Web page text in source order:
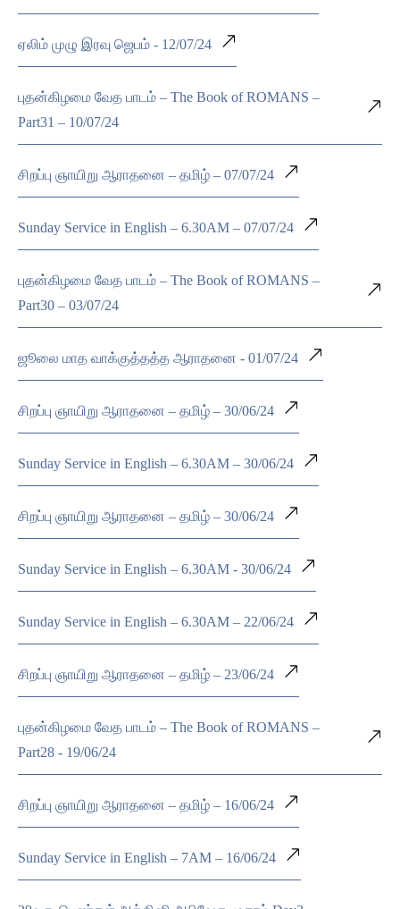
ஏலிம் முழு இரவு ஜெபம் - 12/07/24
புதன்கிழமை வேத பாடம் – The Book of ROMANS –
Part31 – 10/07/24
சிறப்பு ஞாயிறு ஆராதனை – தமிழ் – 07/07/24
Sunday Service in English – 6.30AM – 07/07/24
புதன்கிழமை வேத பாடம் – The Book of ROMANS –
Part30 – 03/07/24
ஜூலை மாத வாக்குத்தத்த ஆராதனை - 01/07/24
சிறப்பு ஞாயிறு ஆராதனை – தமிழ் – 30/06/24
Sunday Service in English – 6.30AM – 30/06/24
சிறப்பு ஞாயிறு ஆராதனை – தமிழ் – 30/06/24
Sunday Service in English – 6.30AM - 30/06/24
Sunday Service in English – 6.30AM – 22/06/24
சிறப்பு ஞாயிறு ஆராதனை – தமிழ் – 23/06/24
புதன்கிழமை வேத பாடம் – The Book of ROMANS –
Part28 - 19/06/24
சிறப்பு ஞாயிறு ஆராதனை – தமிழ் – 16/06/24
Sunday Service in English – 7AM – 16/06/24